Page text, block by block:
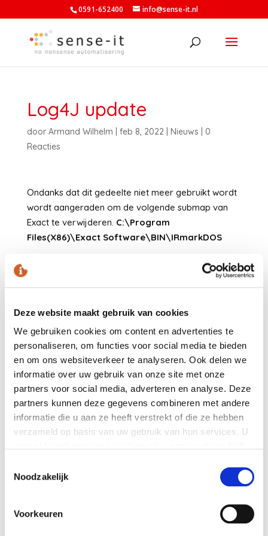
Deze website maakt gebruik van cookies
We gebruiken cookies om content en advertenties te
personaliseren, om functies voor social media te bieden
en om ons websiteverkeer te analyseren. Ook delen we
informatie over uw gebruik van onze site met onze
partners voor social media, adverteren en analyse. Deze
partners kunnen deze gegevens combineren met andere
informatie die u aan ze heeft verstrekt of die ze hebben
verzameld op basis van uw gebruik van hun services. U
Noodzakelijk
Voorkeuren
0591-652400 info@sense-it.nl
Log4J update
door Armand Wilhelm feb 8, 2022| Nieuws
0
Reacties
Ondanks dat dit gedeelte niet meer gebruikt wordt
wordt aangeraden om de volgende submap van
Exact te verwijderen. C:\Program
Files(X86)\Exact Software\BIN\IRmarkDOS
In het verleden waren de IRMarkDOS bestanden
nodig voor de HMRC IRmark functionaliteit voor de
Engelse wetgeving. Omdat deze bestanden vanaf
Next, worden deze ook niet meer gedownload bij
het installeren of updaten van Exact Globe Next.
Als preventieve maatregel met betrekking tot de
log4j-kwetsbaarheid, is het aan te raden om
deIRMarkDOSmap en alle bestanden in deze map
van de server en werkstation(s) te verwijderen.
Deze map is te vinden in deBinmap van uw Exact
Globe Next installatiedirectory.
invloed op de correcte werking van de de Exact